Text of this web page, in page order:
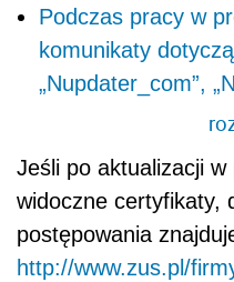
Podczas pracy w
komunikaty
„Nupdater_com”,
Jeśli po aktualizacji
widoczne certyfikaty,
postępowania
http://www.zus.pl/